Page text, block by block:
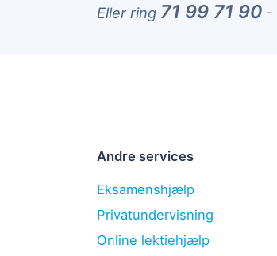
Eller ring 71 99 71 90 -
Andre services
Eksamenshjælp
Privatundervisning
Online lektiehjælp